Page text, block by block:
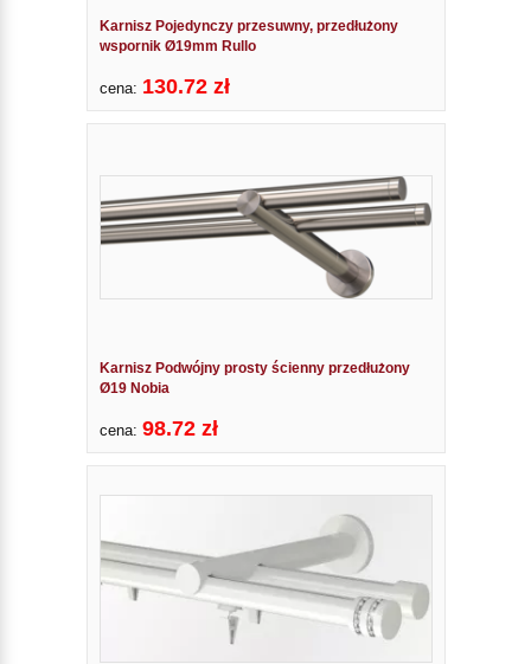
Karnisz Pojedynczy przesuwny, przedłużony
wspornik Ø19mm Rullo
cena: 130.72 zł
Karnisz Podwójny prosty ścienny przedłużony
Ø19 Nobia
cena: 98.72 zł